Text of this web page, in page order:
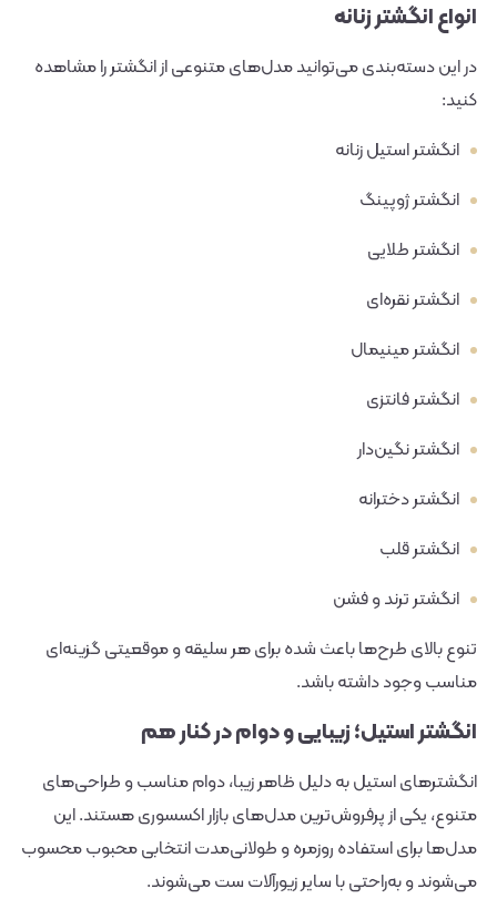
انواع انگشتر زنانه
در این دسته‌بندی می‌توانید مدل‌های متنوعی از انگشتر را مشاهده
کنید:
انگشتر استیل زنانه
انگشتر ژوپینگ
انگشتر طلایی
انگشتر نقره‌ای
انگشتر مینیمال
انگشتر فانتزی
انگشتر نگین‌دار
انگشتر دخترانه
انگشتر قلب
انگشتر ترند و فشن
تنوع بالای طرح‌ها باعث شده برای هر سلیقه و موقعیتی گزینه‌ای
مناسب وجود داشته باشد.
انگشتر استیل؛ زیبایی و دوام در کنار هم
انگشترهای استیل به دلیل ظاهر زیبا، دوام مناسب و طراحی‌های
متنوع، یکی از پرفروش‌ترین مدل‌های بازار اکسسوری هستند. این
مدل‌ها برای استفاده روزمره و طولانی‌مدت انتخابی محبوب محسوب
می‌شوند و به‌راحتی با سایر زیورآلات ست می‌شوند.